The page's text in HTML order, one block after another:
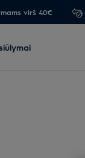
virš 40€